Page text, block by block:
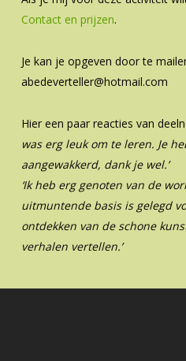
Contact en prijzen.
Je kan je opgeven door te
abedeverteller@hotmail.com
Hier een paar reacties van
was erg leuk om te leren. Je
aangewakkerd, dank je wel.’
‘Ik heb erg genoten van de
uitmuntende basis is gelegd
ontdekken van de schone
verhalen vertellen.’